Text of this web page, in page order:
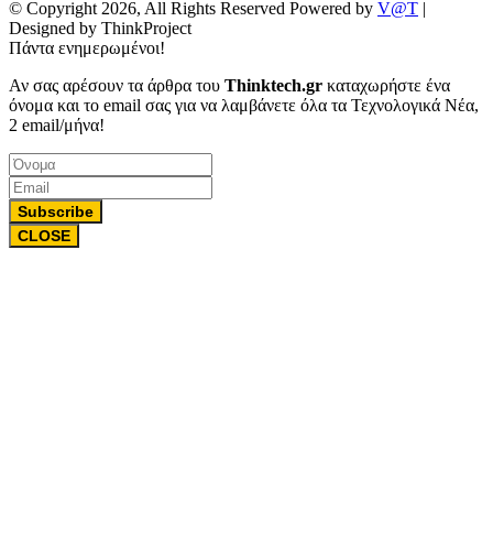
© Copyright 2026, All Rights Reserved Powered by V@T |
Designed by ThinkProject
Πάντα ενημερωμένοι!
Αν σας αρέσουν τα άρθρα του Thinktech.gr καταχωρήστε ένα
όνομα και το email σας για να λαμβάνετε όλα τα Τεχνολογικά Νέα,
2 email/μήνα!
Subscribe
CLOSE